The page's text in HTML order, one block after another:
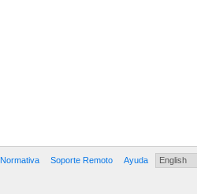
Normativa Soporte Remoto Ayuda